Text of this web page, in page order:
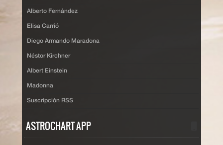
Alberto Fernández
Elisa Carrió
Diego Armando Maradona
Néstor Kirchner
Albert Einstein
Madonna
Suscripción RSS
ASTROCHART APP